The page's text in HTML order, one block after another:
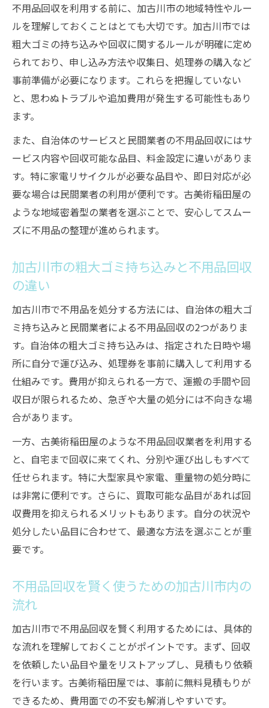
古美術稲田屋の不用品回収サポートの強み
とは
不用品回収で評判の古美術稲田屋安心サポ
ート体験
古美術稲田屋による加古川市不用品回収の
ポート
古美術稲田屋の無料相談で安心の不用品回
収開始
初めてでも安心な不用品回収の手順を徹底解説
初めての不用品回収手順とポイントを解説
やすく紹介
き
不用品回収当日の流れと注意点を押さえよ
う
不用品回収でトラブルを避けるための重要
ポイント
粗大ゴミの持ち込みと不用品回収の違いを整理
粗大ゴミ持ち込みと不用品回収の違いを徹
底比較
不用品回収と粗大ゴミ申し込みのメリット
比較
粗大ゴミ処理券と不用品回収サービスの違
い
不用品回収と持ち込み処分の選び方ガイド
加古川市で無料回収を活用するポイントとは
方法
加古川市で無料の不用品回収を利用するコ
ツ
無料回収と有料サービスの違いと選び方
不用品回収を利用する前に、加古川市の地域特性やルー
ルを理解しておくことはとても大切です。加古川市では
粗大ゴミの持ち込みや回収に関するルールが明確に定め
られており、申し込み方法や収集日、処理券の購入など
事前準備が必要になります。これらを把握していない
と、思わぬトラブルや追加費用が発生する可能性もあり
ます。
また、自治体のサービスと民間業者の不用品回収にはサ
ービス内容や回収可能な品目、料金設定に違いがありま
す。特に家電リサイクルが必要な品目や、即日対応が必
要な場合は民間業者の利用が便利です。古美術稲田屋の
ような地域密着型の業者を選ぶことで、安心してスムー
ズに不用品の整理が進められます。
加古川市の粗大ゴミ持ち込みと不用品回収
の違い
加古川市で不用品を処分する方法には、自治体の粗大ゴ
ミ持ち込みと民間業者による不用品回収の2つがありま
す。自治体の粗大ゴミ持ち込みは、指定された日時や場
所に自分で運び込み、処理券を事前に購入して利用する
仕組みです。費用が抑えられる一方で、運搬の手間や回
収日が限られるため、急ぎや大量の処分には不向きな場
合があります。
一方、古美術稲田屋のような不用品回収業者を利用する
と、自宅まで回収に来てくれ、分別や運び出しもすべて
任せられます。特に大型家具や家電、重量物の処分時に
は非常に便利です。さらに、買取可能な品目があれば回
収費用を抑えられるメリットもあります。自分の状況や
処分したい品目に合わせて、最適な方法を選ぶことが重
要です。
不用品回収を賢く使うための加古川市内の
流れ
加古川市で不用品回収を賢く利用するためには、具体的
な流れを理解しておくことがポイントです。まず、回収
を依頼したい品目や量をリストアップし、見積もり依頼
を行います。古美術稲田屋では、事前に無料見積もりが
できるため、費用面での不安も解消しやすいです。